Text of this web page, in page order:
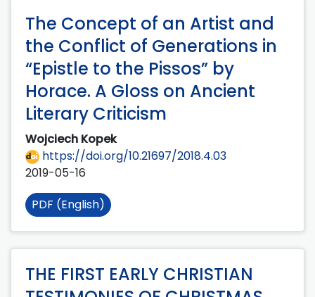
The Concept of an Artist and
the Conflict of Generations in
“Epistle to the Pissos” by
Horace. A Gloss on Ancient
Literary Criticism
Wojciech Kopek
https://doi.org/10.21697/2018.4.03
2019-05-16
PDF (English)
THE FIRST EARLY CHRISTIAN